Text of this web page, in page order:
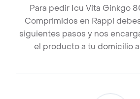
Para pedir Icu Vita Ginkgo
Comprimidos en Rappi
siguientes pasos y nos
el producto a tu domicilio